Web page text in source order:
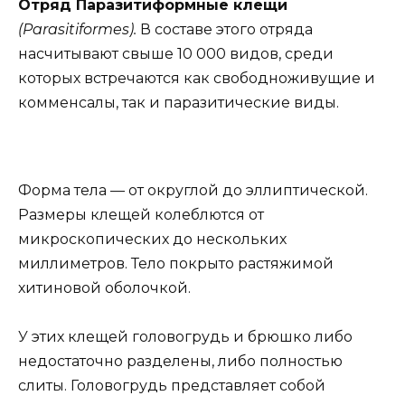
Отряд Паразитиформные клещи
(Parasitiformes). В составе этого отряда
насчитывают свыше 10 000 видов, среди
которых встречаются как свободноживущие и
комменсалы, так и паразитические виды.
Форма тела — от округлой до эллиптической.
Размеры клещей колеблются от
микроскопических до нескольких
миллиметров. Тело покрыто растяжимой
хитиновой оболочкой.
У этих клещей головогрудь и брюшко либо
недостаточно разделены, либо полностью
слиты. Головогрудь представляет собой